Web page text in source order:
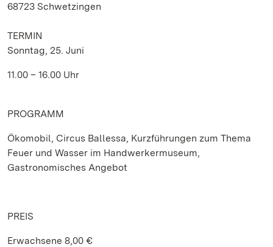
68723 Schwetzingen
TERMIN
Sonntag, 25. Juni
11.00 – 16.00 Uhr
PROGRAMM
Ökomobil, Circus Ballessa, Kurzführungen zum Thema
Feuer und Wasser im Handwerkermuseum,
Gastronomisches Angebot
PREIS
Erwachsene 8,00 €